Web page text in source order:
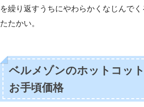
を繰り返すうちにやわらかくなじんで
たたかい。
ベルメゾンのホットコッ
お手頃価格